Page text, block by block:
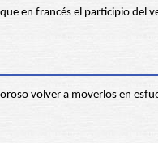
en francés el participio del
volver a moverlos en